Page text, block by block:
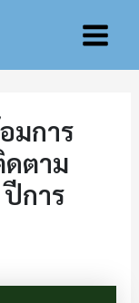
Main
มการ
ดตาม
การ